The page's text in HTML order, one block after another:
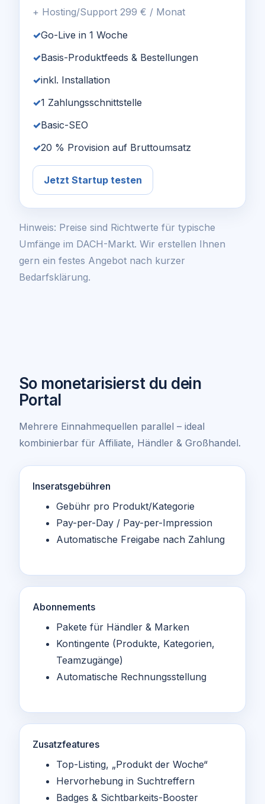
+ Hosting/Support 299 € / Monat
Go-Live in 1 Woche
Basis-Produktfeeds & Bestellungen
inkl. Installation
1 Zahlungsschnittstelle
Basic-SEO
20 % Provision auf Bruttoumsatz
Jetzt Startup testen
Hinweis: Preise sind Richtwerte für typische
Umfänge im DACH-Markt. Wir erstellen Ihnen
gern ein festes Angebot nach kurzer
Bedarfsklärung.
So monetarisierst du dein
Portal
Mehrere Einnahmequellen parallel – ideal
kombinierbar für Affiliate, Händler & Großhandel.
Inseratsgebühren
Gebühr pro Produkt/Kategorie
Pay-per-Day / Pay-per-Impression
Automatische Freigabe nach Zahlung
Abonnements
Pakete für Händler & Marken
Kontingente (Produkte, Kategorien,
Teamzugänge)
Automatische Rechnungsstellung
Zusatzfeatures
Top-Listing, „Produkt der Woche“
Hervorhebung in Suchtreffern
Badges & Sichtbarkeits-Booster